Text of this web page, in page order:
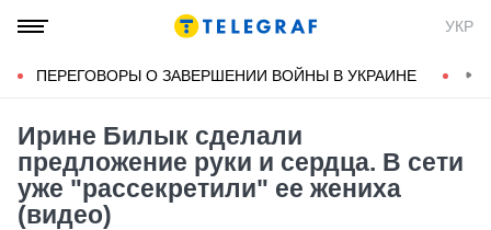
УКР
ПЕРЕГОВОРЫ О ЗАВЕРШЕНИИ ВОЙНЫ В УКРАИНЕ
Ирине Билык сделали
предложение руки и сердца. В сети
уже "рассекретили" ее жениха
(видео)